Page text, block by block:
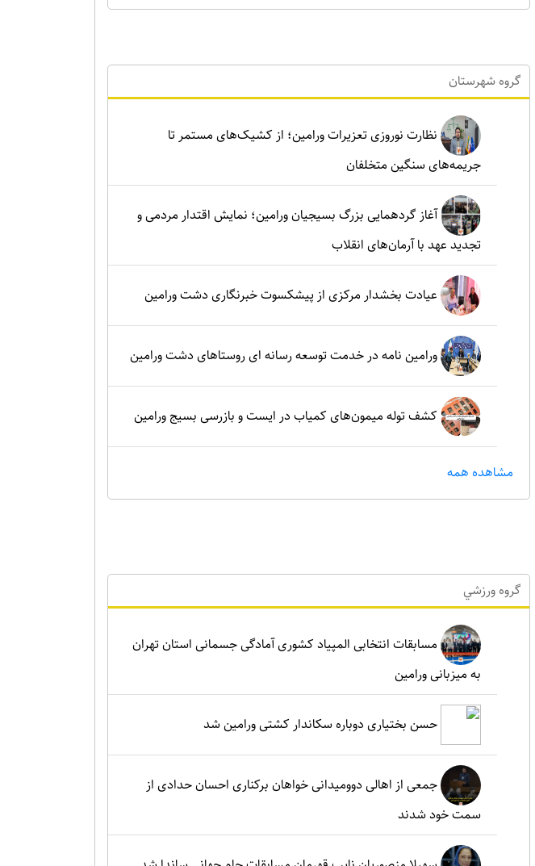
گروه شهرستان
نظارت نوروزی تعزیرات ورامین؛ از کشیک‌های مستمر تا
جریمه‌های سنگین متخلفان
آغاز گردهمایی بزرگ بسیجیان ورامین؛ نمایش اقتدار مردمی و
تجدید عهد با آرمان‌های انقلاب
عیادت بخشدار مرکزی از پیشکسوت خبرنگاری دشت ورامین
ورامین نامه در خدمت توسعه رسانه ای روستاهای دشت ورامین
کشف توله میمون‌های کمیاب در ایست و بازرسی بسیج ورامین
مشاهده همه
گروه ورزشي
مسابقات انتخابی المپیاد کشوری آمادگی جسمانی استان تهران
به میزبانی ورامین
حسن بختیاری دوباره سکاندار کشتی ورامین شد
جمعی از اهالی دوومیدانی خواهان برکناری احسان حدادی از
سمت خود شدند